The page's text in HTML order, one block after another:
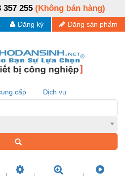
357 255 (Không bán hàng)
Đăng sản phẩm
Đăng ký
cấp Dịch vụ